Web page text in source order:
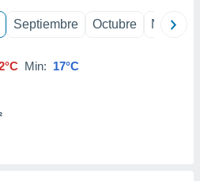
Septiembre Octubre
Min: 17°C